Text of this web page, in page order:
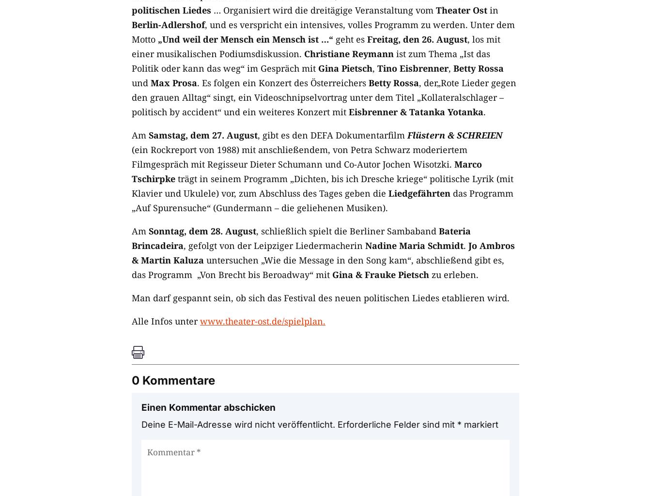
politischen Liedes … Organisiert wird die dreitägige Veranstaltung vom Theater Ost in
Berlin-Adlershof, und es verspricht ein intensives, volles Programm zu werden. Unter dem
Motto „Und weil der Mensch ein Mensch ist …“ geht es Freitag, den 26. August, los mit
einer musikalischen Podiumsdiskussion. Christiane Reymann ist zum Thema „Ist das
Politik oder kann das weg“ im Gespräch mit Gina Pietsch, Tino Eisbrenner, Betty Rossa
und Max Prosa. Es folgen ein Konzert des Österreichers Betty Rossa, der„Rote Lieder gegen
den grauen Alltag“ singt, ein Videoschnipselvortrag unter dem Titel „Kollateralschlager –
politisch by accident“ und ein weiteres Konzert mit Eisbrenner & Tatanka Yotanka.
Am Samstag, dem 27. August, gibt es den DEFA DokumentarfilmFlüstern & SCHREIEN
(ein Rockreport von 1988) mit anschließendem, von Petra Schwarz moderiertem
Filmgespräch mit Regisseur Dieter Schumann und Co-Autor Jochen Wisotzki. Marco
Tschirpke trägt in seinem Programm „Dichten, bis ich Dresche kriege“ politische Lyrik (mit
Klavier und Ukulele) vor, zum Abschluss des Tages geben die Liedgefährten das Programm
„Auf Spurensuche“ (Gundermann – die geliehenen Musiken).
Am Sonntag, dem 28. August, schließlich spielt die Berliner Sambaband Bateria
Brincadeira, gefolgt von der Leipziger Liedermacherin Nadine Maria Schmidt. Jo Ambros
& Martin Kaluza untersuchen „Wie die Message in den Song kam“, abschließend gibt es,
das Programm „Von Brecht bis Beroadway“ mit Gina & Frauke Pietsch zu erleben.
Man darf gespannt sein, ob sich das Festival des neuen politischen Liedes etablieren wird.
Alle Infos unterwww.theater-ost.de/spielplan.

0 Kommentare
Einen Kommentar abschicken
Deine E-Mail-Adresse wird nicht veröffentlicht. Erforderliche Felder sind mit * markiert